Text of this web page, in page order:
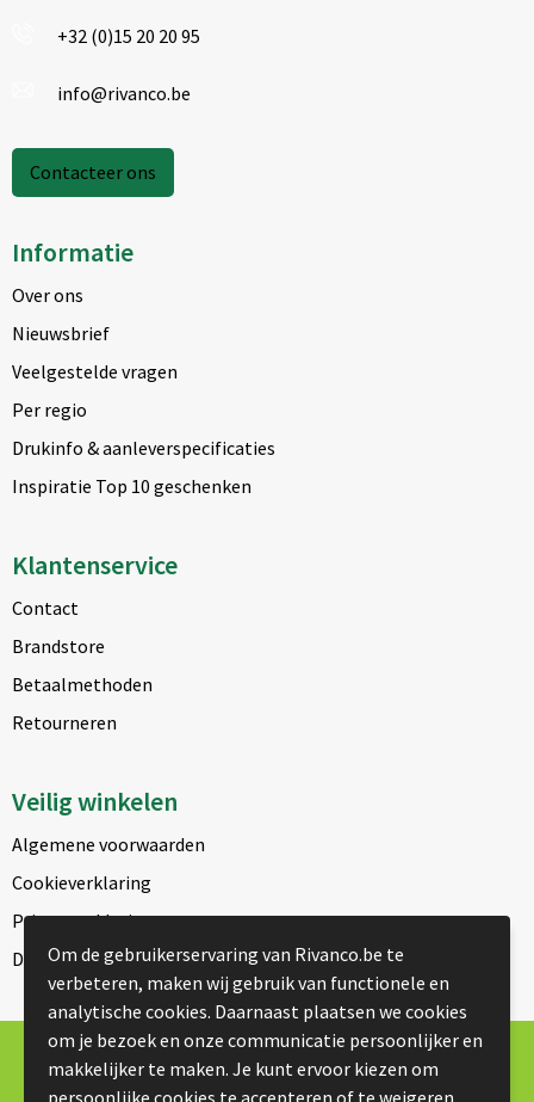
+32 (0)15 20 20 95
info@rivanco.be
Contacteer ons
Informatie
Over ons
Nieuwsbrief
Veelgestelde vragen
Per regio
Drukinfo & aanleverspecificaties
Inspiratie Top 10 geschenken
Klantenservice
Contact
Brandstore
Betaalmethoden
Retourneren
Veilig winkelen
Algemene voorwaarden
Cookieverklaring
Privacyverklaring
Disclaimer
© Copyright Rivanco 2026
Om de gebruikerservaring van Rivanco.be te
verbeteren, maken wij gebruik van functionele en
analytische cookies. Daarnaast plaatsen we cookies
om je bezoek en onze communicatie persoonlijker en
makkelijker te maken. Je kunt ervoor kiezen om
persoonlijke cookies te accepteren of te weigeren.